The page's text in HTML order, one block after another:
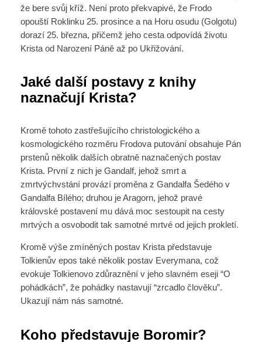
že bere svůj kříž. Není proto překvapivé, že Frodo
opouští Roklinku 25. prosince a na Horu osudu (Golgotu)
dorazí 25. března, přičemž jeho cesta odpovídá životu
Krista od Narození Páně až po Ukřižování.
Jaké další postavy z knihy
naznačují Krista?
Kromě tohoto zastřešujícího christologického a
kosmologického rozměru Frodova putování obsahuje Pán
prstenů několik dalších obratně naznačených postav
Krista. První z nich je Gandalf, jehož smrt a
zmrtvýchvstání provází proměna z Gandalfa Šedého v
Gandalfa Bílého; druhou je Aragorn, jehož pravé
královské postavení mu dává moc sestoupit na cesty
mrtvých a osvobodit tak samotné mrtvé od jejich prokletí.
Kromě výše zmíněných postav Krista představuje
Tolkienův epos také několik postav Everymana, což
evokuje Tolkienovo zdůraznění v jeho slavném eseji “O
pohádkách”, že pohádky nastavují “zrcadlo člověku”.
Ukazují nám nás samotné.
Koho představuje Boromir?